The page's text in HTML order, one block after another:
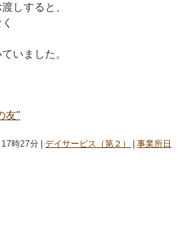
しすると、
いました。
友"
17時27分 |デイサービス（第２） |事業所日